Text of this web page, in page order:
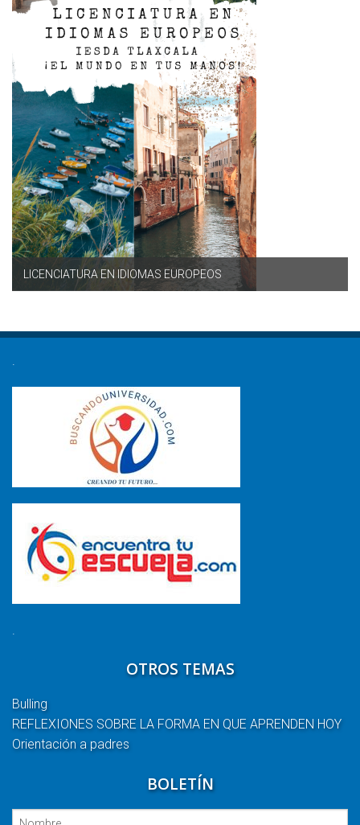
LICENCIATURA EN IDIOMAS EUROPEOS
.
.
OTROS TEMAS
Bulling
REFLEXIONES SOBRE LA FORMA EN QUE APRENDEN HOY
Orientación a padres
BOLETÍN